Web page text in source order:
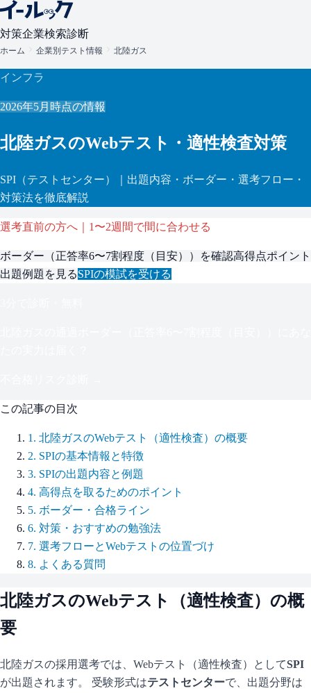
対策企業検索診断
ホーム 企業別テスト情報 北陸ガス
インフラ
2026年5月 時点の情報
北陸ガスのWebテスト・適性検査対策
SPI （テストセンター）
｜出題内容・ボーダー・選考フロー・
対策法を徹底解説
選考直前の方へ｜1〜2週間で間に合わせる
ボーダー（正答率6〜7割程度（目安） ）を確認高得点ポイント
出題例題を見るSPIの模試を受ける
この記事の目次
1 . 北陸ガスのWebテスト（適性検査）の概要
2. SPIの基本情報と特徴
3. SPIの出題内容と例題
4. 高得点を取るためのポイント
5. ボーダー・合格ライン
6. 対策・おすすめの勉強法
7. 選考フローとWebテストの位置づけ
8. よくある質問
北陸ガスのWebテスト（適性検査）の概
要
北陸ガスの採用選考では、Webテスト（適性検査）としてSPI
が出題されます。 受験形式はテストセンターで、 出題分野は